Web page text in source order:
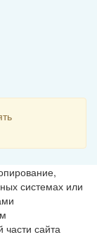
системах или
сайта